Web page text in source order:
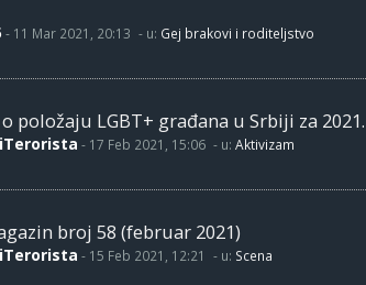
- 11 Mar 2021, 20:13 - u: Gej brakovi i roditeljstvo
položaju LGBT+ građana u Srbiji za
- 17 Feb 2021, 15:06 - u: Aktivizam
broj 58 (februar 2021)
- 15 Feb 2021, 12:21 - u: Scena